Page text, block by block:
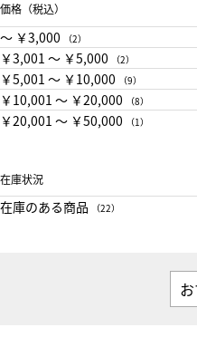
価格（税込）
〜 ￥3,000 （2）
￥3,001 〜 ￥5,000 （2）
￥5,001 〜 ￥10,000 （9）
￥10,001 〜 ￥20,000 （8）
￥20,001 〜 ￥50,000 （1）
在庫状況
在庫のある商品 （22）